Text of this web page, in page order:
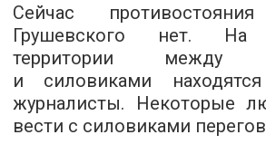
Сейчас
Грушевского нет. На
территории между
и силовиками
журналисты. Некоторые
вести с силовиками